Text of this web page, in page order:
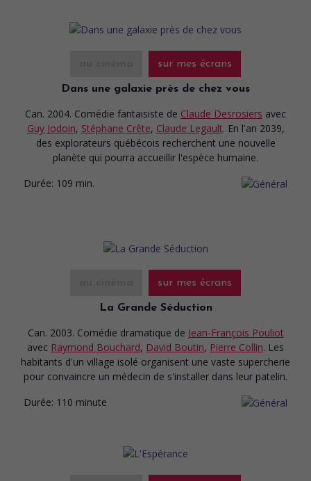
sur mes écrans
Dans une galaxie près de chez vous
Can. 2004. Comédie fantaisiste de Claude Desrosiers avec
Guy Jodoin, Stéphane Crête, Claude Legault. En l'an 2039,
des explorateurs québécois recherchent une nouvelle
planète qui pourra accueillir l'espèce humaine.
Durée: 109 min.
sur mes écrans
La Grande Séduction
Can. 2003. Comédie dramatique de Jean-François Pouliot
avec Raymond Bouchard, David Boutin, Pierre Collin. Les
habitants d'un village isolé organisent une vaste supercherie
pour convaincre un médecin de s'installer dans leur patelin.
Durée: 110 minute